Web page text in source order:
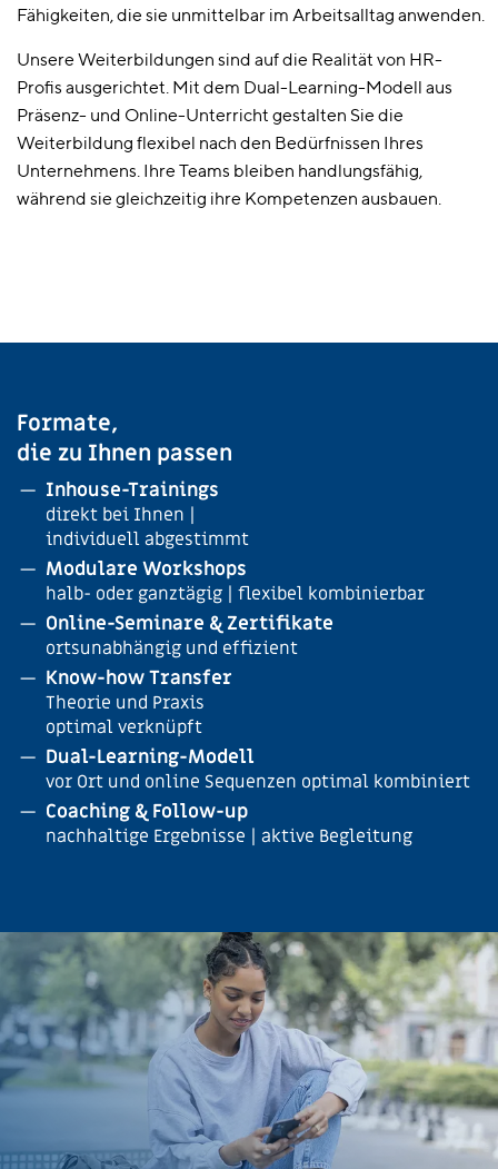
Fähigkeiten, die sie unmittelbar im Arbeitsalltag anwenden.
Unsere Weiterbildungen sind auf die Realität von HR-
Profis ausgerichtet. Mit dem Dual-Learning-Modell aus
Präsenz- und Online-Unterricht gestalten Sie die
Weiterbildung flexibel nach den Bedürfnissen Ihres
Unternehmens. Ihre Teams bleiben handlungsfähig,
während sie gleichzeitig ihre Kompetenzen ausbauen.
Formate,
die zu Ihnen passen
Inhouse-Trainings
direkt bei Ihnen |
individuell abgestimmt
Modulare Workshops
halb- oder ganztägig | flexibel kombinierbar
Online-Seminare & Zertifikate
ortsunabhängig und effizient
Know-how Transfer
Theorie und Praxis
optimal verknüpft
Dual-Learning-Modell
vor Ort und online Sequenzen optimal kombiniert
Coaching & Follow-up
nachhaltige Ergebnisse | aktive Begleitung